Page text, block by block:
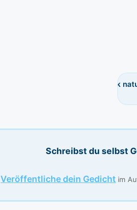
ein stück
Schreibst du selbst
Veröffentliche dein Gedicht im